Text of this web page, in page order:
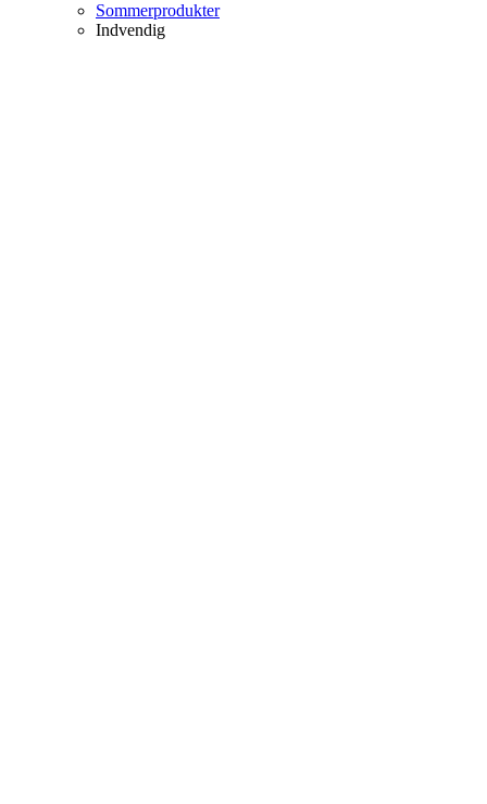
Sommerprodukter
Indvendig